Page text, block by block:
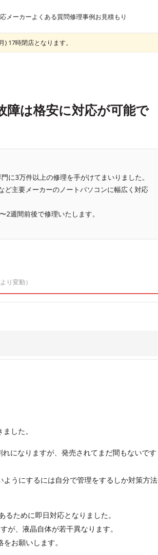
メーカーよくある質問修理事例お見積もり
17時閉店となります。
は格安に対応が可能で
に3万件以上の修理を手がけてまいりました。
主要メーカーのノートパソコンに幅広く対応
週間前後で修理いたします。
り変動）
した。
になりますが、発売されてまだ間もないです
うにするには自分で管理をするしか対策方法
ために即日対応となりました。
、液晶自体が若干異なります。
お願いします。